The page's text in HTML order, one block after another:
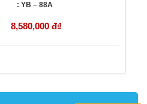
: YB – 88A
8,580,000 đ₫